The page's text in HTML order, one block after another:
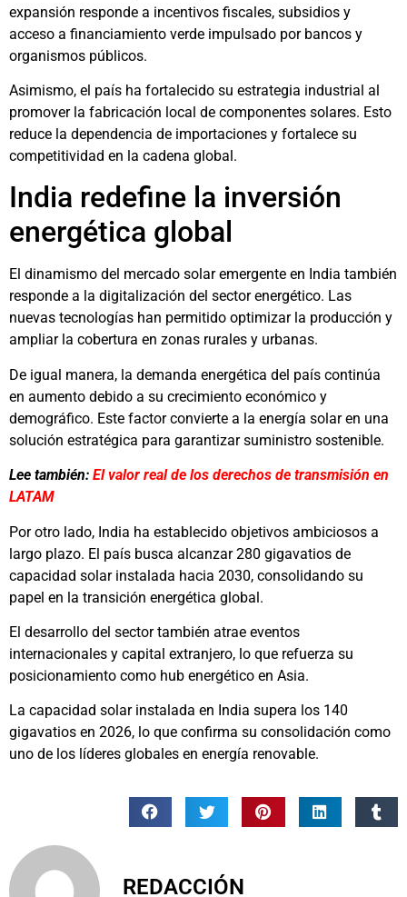
expansión responde a incentivos fiscales, subsidios y
acceso a financiamiento verde impulsado por bancos y
organismos públicos.
Asimismo, el país ha fortalecido su estrategia industrial al
promover la fabricación local de componentes solares. Esto
reduce la dependencia de importaciones y fortalece su
competitividad en la cadena global.
India redefine la inversión
energética global
El dinamismo del mercado solar emergente en India también
responde a la digitalización del sector energético. Las
nuevas tecnologías han permitido optimizar la producción y
ampliar la cobertura en zonas rurales y urbanas.
De igual manera, la demanda energética del país continúa
en aumento debido a su crecimiento económico y
demográfico. Este factor convierte a la energía solar en una
solución estratégica para garantizar suministro sostenible.
Lee también: El valor real de los derechos de transmisión en
LATAM
Por otro lado, India ha establecido objetivos ambiciosos a
largo plazo. El país busca alcanzar 280 gigavatios de
capacidad solar instalada hacia 2030, consolidando su
papel en la transición energética global.
El desarrollo del sector también atrae eventos
internacionales y capital extranjero, lo que refuerza su
posicionamiento como hub energético en Asia.
La capacidad solar instalada en India supera los 140
gigavatios en 2026, lo que confirma su consolidación como
uno de los líderes globales en energía renovable.
REDACCIÓN